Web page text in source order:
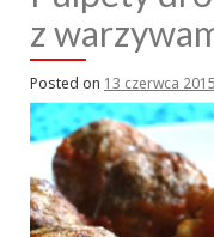
z
Posted on 13 czerwca 2015